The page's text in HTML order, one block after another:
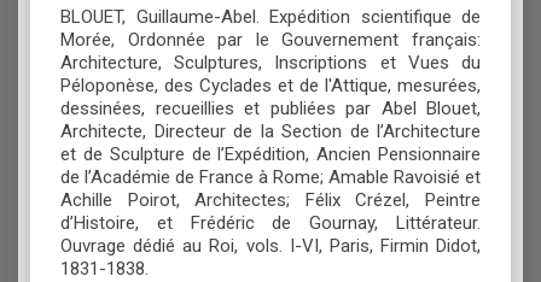
BLOUET, Guillaume-Abel. Expédition scientifique de
Morée, Ordonnée par le Gouvernement français:
Architecture, Sculptures, Inscriptions et Vues du
Péloponèse, des Cyclades et de l'Attique, mesurées,
dessinées, recueillies et publiées par Abel Blouet,
Architecte, Directeur de la Section de l’Architecture
et de Sculpture de l’Expédition, Ancien Pensionnaire
de l’Académie de France à Rome; Amable Ravoisié et
Achille Poirot, Architectes; Félix Crézel, Peintre
d’Histoire, et Frédéric de Gournay, Littérateur.
Ouvrage dédié au Roi, vols. I-VI, Paris, Firmin Didot,
1831-1838.